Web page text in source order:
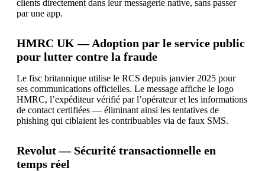
clients directement dans leur messagerie native, sans passer
par une app.
HMRC UK — Adoption par le service public
pour lutter contre la fraude
Le fisc britannique utilise le RCS depuis janvier 2025 pour
ses communications officielles. Le message affiche le logo
HMRC, l’expéditeur vérifié par l’opérateur et les informations
de contact certifiées — éliminant ainsi les tentatives de
phishing qui ciblaient les contribuables via de faux SMS.
Revolut — Sécurité transactionnelle en
temps réel